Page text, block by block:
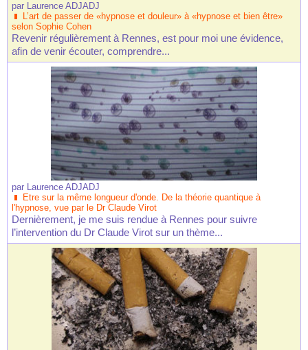
par Laurence ADJADJ
L’art de passer de «hypnose et douleur» à «hypnose et bien être»
selon Sophie Cohen
Revenir régulièrement à Rennes, est pour moi une évidence,
afin de venir écouter, comprendre...
par Laurence ADJADJ
Etre sur la même longueur d'onde. De la théorie quantique à
l'hypnose, vue par le Dr Claude Virot
Dernièrement, je me suis rendue à Rennes pour suivre
l’intervention du Dr Claude Virot sur un thème...